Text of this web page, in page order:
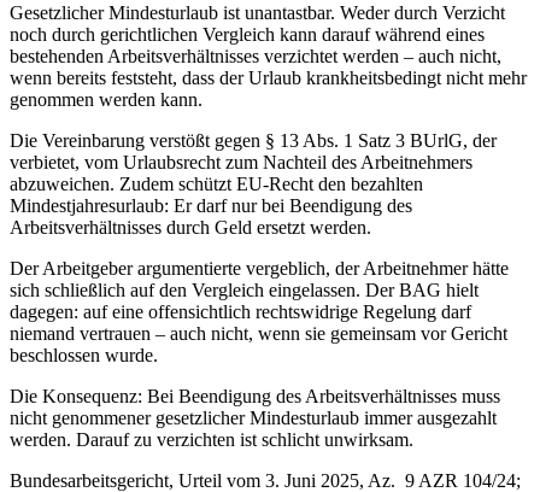
Gesetzlicher Mindesturlaub ist unantastbar. Weder durch Verzicht
noch durch gerichtlichen Vergleich kann darauf während eines
bestehenden Arbeitsverhältnisses verzichtet werden – auch nicht,
wenn bereits feststeht, dass der Urlaub krankheitsbedingt nicht mehr
genommen werden kann.
Die Vereinbarung verstößt gegen § 13 Abs. 1 Satz 3 BUrlG, der
verbietet, vom Urlaubsrecht zum Nachteil des Arbeitnehmers
abzuweichen. Zudem schützt EU-Recht den bezahlten
Mindestjahresurlaub: Er darf nur bei Beendigung des
Arbeitsverhältnisses durch Geld ersetzt werden.
Der Arbeitgeber argumentierte vergeblich, der Arbeitnehmer hätte
sich schließlich auf den Vergleich eingelassen. Der BAG hielt
dagegen: auf eine offensichtlich rechtswidrige Regelung darf
niemand vertrauen – auch nicht, wenn sie gemeinsam vor Gericht
beschlossen wurde.
Die Konsequenz: Bei Beendigung des Arbeitsverhältnisses muss
nicht genommener gesetzlicher Mindesturlaub immer ausgezahlt
werden. Darauf zu verzichten ist schlicht unwirksam.
Bundesarbeitsgericht, Urteil vom 3. Juni 2025, Az. 9 AZR 104/24;